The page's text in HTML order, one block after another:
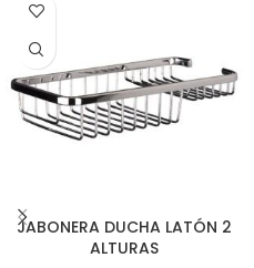
JABONERA DUCHA LATÓN 2
ALTURAS